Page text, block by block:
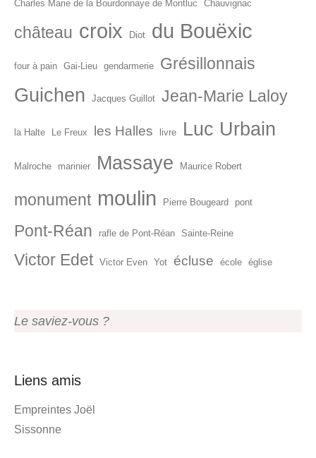
Charles Marie de la Bourdonnaye de Montluc
Chauvignac
château croix Diot du Bouëxic
four à pain Gai-Lieu gendarmerie Grésillonnais
Guichen Jacques Guillot Jean-Marie Laloy
la Halte Le Freux les Halles livre Luc Urbain
Malroche marinier Massaye Maurice Robert
monument moulin Pierre Bougeard pont
Pont-Réan rafle de Pont-Réan Sainte-Reine
Victor Edet Victor Even Yot écluse école église
Le saviez-vous ?
Liens amis
Empreintes Joël
Sissonne